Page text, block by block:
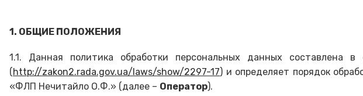
1. ОБЩИЕ ПОЛОЖЕНИЯ
1.1. Данная политика обработки персональных данных
(http://zakon2.rada.gov.ua/laws/show/2297-17) и определяет порядок
«ФЛП Нечитайло О.Ф.» (далее – Оператор).